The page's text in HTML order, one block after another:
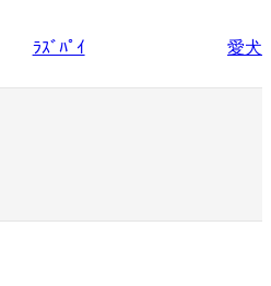
ﾗｽﾞﾊﾟｲ 愛犬